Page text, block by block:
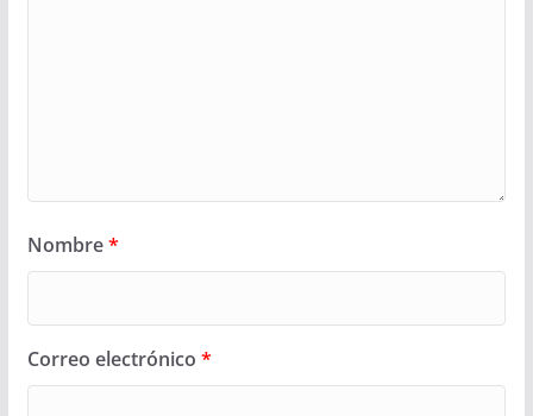
Nombre*
Correo electrónico *